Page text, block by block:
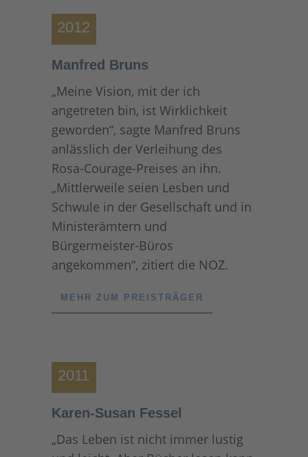
2012
Manfred Bruns
„Meine Vision, mit der ich
angetreten bin, ist Wirklichkeit
geworden“, sagte Manfred Bruns
anlässlich der Verleihung des
Rosa-Courage-Preises an ihn.
„Mittlerweile seien Lesben und
Schwule in der Gesellschaft und in
Ministerämtern und
Bürgermeister-Büros
angekommen“, zitiert die NOZ.
MEHR ZUM PREISTRÄGER
2011
Karen-Susan Fessel
„Das Leben ist nicht immer lustig